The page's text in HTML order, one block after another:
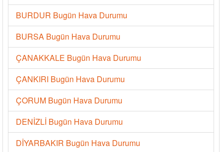
BURDUR Bugün Hava Durumu
BURSA Bugün Hava Durumu
ÇANAKKALE Bugün Hava Durumu
ÇANKIRI Bugün Hava Durumu
ÇORUM Bugün Hava Durumu
DENİZLİ Bugün Hava Durumu
DİYARBAKIR Bugün Hava Durumu